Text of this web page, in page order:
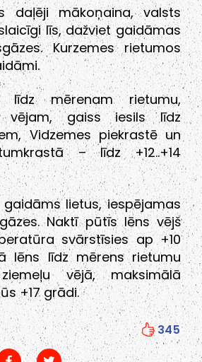
daļēji mākoņaina, valsts
līs, dažviet gaidāmas
Kurzemes rietumos
līdz mērenam rietumu,
vējam, gaiss iesils līdz
Vidzemes piekrastē un
– līdz +12..+14
lietus, iespējamas
Naktī pūtīs lēns vējš
svārstīsies ap +10
lēns līdz mērens rietumu
vējā, maksimālā
+17 grādi.
345